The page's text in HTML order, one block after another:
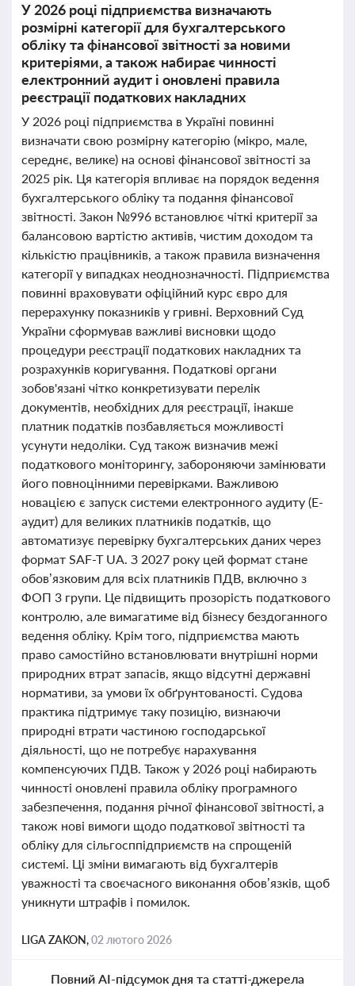
У 2026 році підприємства визначають
розмірні категорії для бухгалтерського
обліку та фінансової звітності за новими
критеріями, а також набирає чинності
електронний аудит і оновлені правила
реєстрації податкових накладних
У 2026 році підприємства в Україні повинні
визначати свою розмірну категорію (мікро, мале,
середнє, велике) на основі фінансової звітності за
2025 рік. Ця категорія впливає на порядок ведення
бухгалтерського обліку та подання фінансової
звітності. Закон №996 встановлює чіткі критерії за
балансовою вартістю активів, чистим доходом та
кількістю працівників, а також правила визначення
категорії у випадках неоднозначності. Підприємства
повинні враховувати офіційний курс євро для
перерахунку показників у гривні. Верховний Суд
України сформував важливі висновки щодо
процедури реєстрації податкових накладних та
розрахунків коригування. Податкові органи
зобов'язані чітко конкретизувати перелік
документів, необхідних для реєстрації, інакше
платник податків позбавляється можливості
усунути недоліки. Суд також визначив межі
податкового моніторингу, забороняючи замінювати
його повноцінними перевірками. Важливою
новацією є запуск системи електронного аудиту (Е-
аудит) для великих платників податків, що
автоматизує перевірку бухгалтерських даних через
формат SAF-T UA. З 2027 року цей формат стане
обов’язковим для всіх платників ПДВ, включно з
ФОП 3 групи. Це підвищить прозорість податкового
контролю, але вимагатиме від бізнесу бездоганного
ведення обліку. Крім того, підприємства мають
право самостійно встановлювати внутрішні норми
природних втрат запасів, якщо відсутні державні
нормативи, за умови їх обґрунтованості. Судова
практика підтримує таку позицію, визнаючи
природні втрати частиною господарської
діяльності, що не потребує нарахування
компенсуючих ПДВ. Також у 2026 році набирають
чинності оновлені правила обліку програмного
забезпечення, подання річної фінансової звітності, а
також нові вимоги щодо податкової звітності та
обліку для сільгосппідприємств на спрощеній
системі. Ці зміни вимагають від бухгалтерів
уважності та своєчасного виконання обов’язків, щоб
уникнути штрафів і помилок.
LIGA ZAKON,02 лютого 2026
Повний AI-підсумок дня та статті-джерела